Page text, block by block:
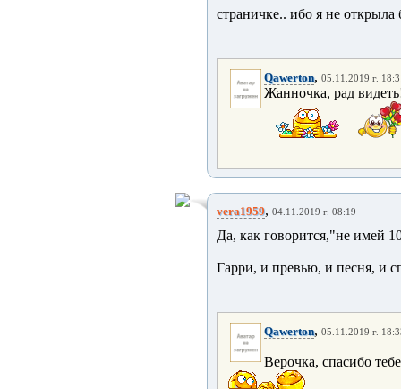
страничке.. ибо я не
Qawerton, 05.11.2019 г.
Жанночка, рад
vera1959, 04.11.2019 г. 08:19
Да, как говорится,"не имей
Гарри, и превью, и песня, и
Qawerton, 05.11.2019 г.
Верочка, спасибо